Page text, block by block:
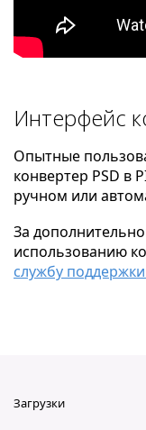
Интерфейс
Опытные
конвертер PSD в
ручном или
За
использованию
службу
Загрузки